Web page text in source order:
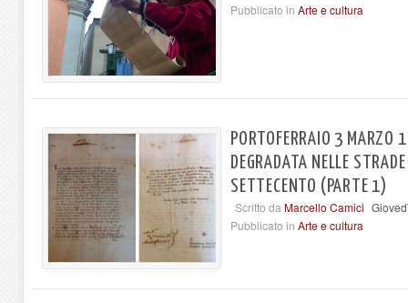
Pubblicato in Arte e cultura
PORTOFERRAIO 3 MARZO
DEGRADATA NELLE
SETTECENTO (PARTE 1)
Scritto da Marcello Camici
Pubblicato in Arte e cultura